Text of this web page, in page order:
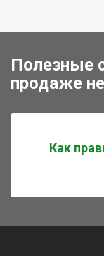
Полезные
продаже
Как